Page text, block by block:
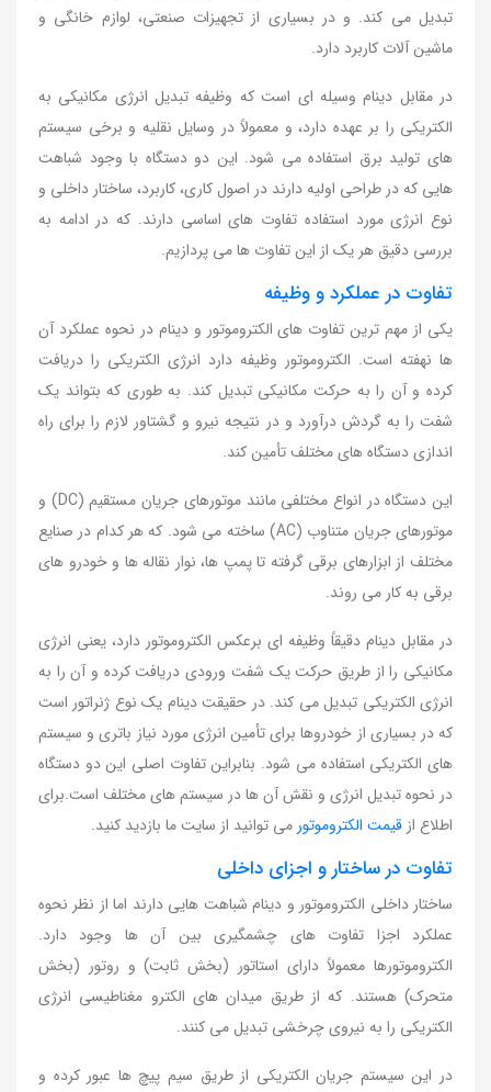
تبدیل می کند. و در بسیاری از تجهیزات صنعتی، لوازم خانگی و
ماشین آلات کاربرد دارد.
در مقابل دینام وسیله ای است که وظیفه تبدیل انرژی مکانیکی به
الکتریکی را بر عهده دارد، و معمولاً در وسایل نقلیه و برخی سیستم
های تولید برق استفاده می شود. این دو دستگاه با وجود شباهت
هایی که در طراحی اولیه دارند در اصول کاری، کاربرد، ساختار داخلی و
نوع انرژی مورد استفاده تفاوت های اساسی دارند. که در ادامه به
بررسی دقیق هر یک از این تفاوت ها می پردازیم.
تفاوت در عملکرد و وظیفه
یکی از مهم ترین تفاوت های الکتروموتور و دینام در نحوه عملکرد آن
ها نهفته است. الکتروموتور وظیفه دارد انرژی الکتریکی را دریافت
کرده و آن را به حرکت مکانیکی تبدیل کند. به طوری که بتواند یک
شفت را به گردش درآورد و در نتیجه نیرو و گشتاور لازم را برای راه
اندازی دستگاه های مختلف تأمین کند.
این دستگاه در انواع مختلفی مانند موتورهای جریان مستقیم (DC) و
موتورهای جریان متناوب (AC) ساخته می شود. که هر کدام در صنایع
مختلف از ابزارهای برقی گرفته تا پمپ ها، نوار نقاله ها و خودرو های
برقی به کار می روند.
در مقابل دینام دقیقاً وظیفه ای برعکس الکتروموتور دارد، یعنی انرژی
مکانیکی را از طریق حرکت یک شفت ورودی دریافت کرده و آن را به
انرژی الکتریکی تبدیل می کند. در حقیقت دینام یک نوع ژنراتور است
که در بسیاری از خودروها برای تأمین انرژی مورد نیاز باتری و سیستم
های الکتریکی استفاده می شود. بنابراین تفاوت اصلی این دو دستگاه
در نحوه تبدیل انرژی و نقش آن ها در سیستم های مختلف است.برای
اطلاع از قیمت الکتروموتور می توانید از سایت ما بازدید کنید.
تفاوت در ساختار و اجزای داخلی
ساختار داخلی الکتروموتور و دینام شباهت هایی دارند اما از نظر نحوه
عملکرد اجزا تفاوت های چشمگیری بین آن ها وجود دارد.
الکتروموتورها معمولاً دارای استاتور (بخش ثابت) و روتور (بخش
متحرک) هستند. که از طریق میدان های الکترو مغناطیسی انرژی
الکتریکی را به نیروی چرخشی تبدیل می کنند.
در این سیستم جریان الکتریکی از طریق سیم پیچ ها عبور کرده و